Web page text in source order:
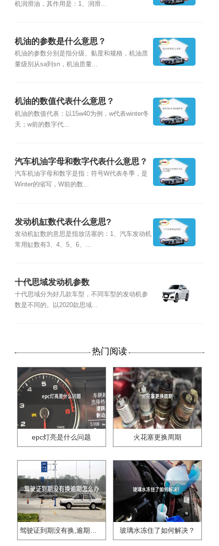
机润滑油，其作用是：1、润滑...
机油的参数是什么意思？
机油的参数分别是指分级、黏度和规格，机油质
量级别从sa到sn，机油质量...
机油的数值代表什么意思？
机油的数值代表：以15w40为例，w代表winter冬
天；w前的数字代...
汽车机油字母和数字代表什么意思？
汽车机油字母和数字是指：符号W代表冬季，是
Winter的缩写，W前的数...
发动机缸数代表什么意思?
发动机缸数的意思是指放活塞的：1、汽车发动机
常用缸数有3、4、5、6、...
十代思域发动机参数
十代思域分为好几款车型，不同车型的发动机参
数是不同的。以2020款思域...
热门阅读
epc灯亮是什么问题 火花塞更换周期
驾驶证到期没有换,逾期怎么办?? 玻璃水冻住了如何解决？